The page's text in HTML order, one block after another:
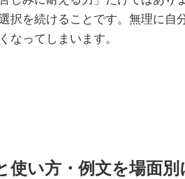
択を続けることです。無理に自
なってしまいます。
使い方・例文を場面別